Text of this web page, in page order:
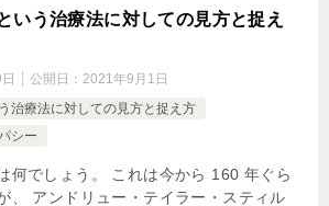
いう治療法に対しての見方と捉え
公開日： 2021年9月1日
治療法に対しての見方と捉え方
シー
何でしょう。 これは今から 160 年ぐら
、 アンドリュー・テイラー・スティル